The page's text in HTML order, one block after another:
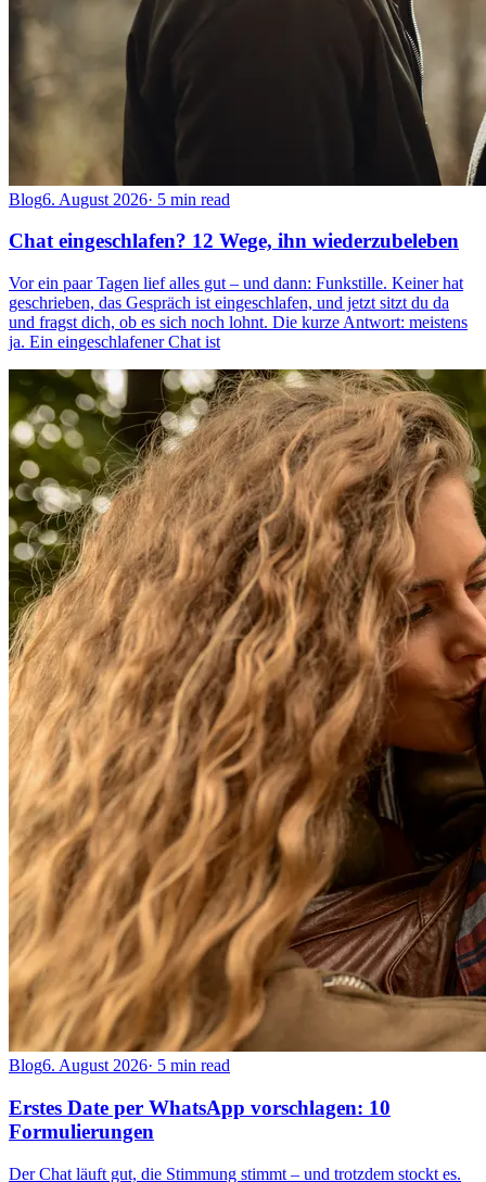
Blog6. August 2026· 5 min read
Chat eingeschlafen? 12 Wege, ihn wiederzubeleben
Vor ein paar Tagen lief alles gut – und dann: Funkstille. Keiner hat
geschrieben, das Gespräch ist eingeschlafen, und jetzt sitzt du da
und fragst dich, ob es sich noch lohnt. Die kurze Antwort: meistens
ja. Ein eingeschlafener Chat ist
Blog6. August 2026· 5 min read
Erstes Date per WhatsApp vorschlagen: 10
Formulierungen
Der Chat läuft gut, die Stimmung stimmt – und trotzdem stockt es.